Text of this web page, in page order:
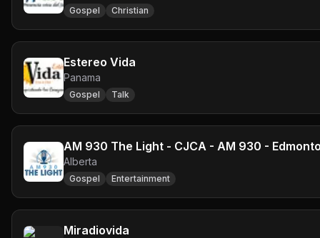
Gospel Christian
Estereo Vida
Panama
Gospel Talk
AM 930 The Light - CJCA - AM 930 -
Alberta
Gospel Entertainment
Miradiovida